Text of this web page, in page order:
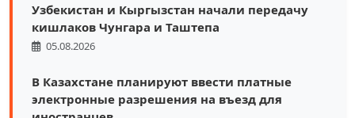
Узбекистан и Кыргызстан начали передачу
кишлаков Чунгара и Таштепа
05.08.2026
В Казахстане планируют ввести платные
электронные разрешения на въезд для